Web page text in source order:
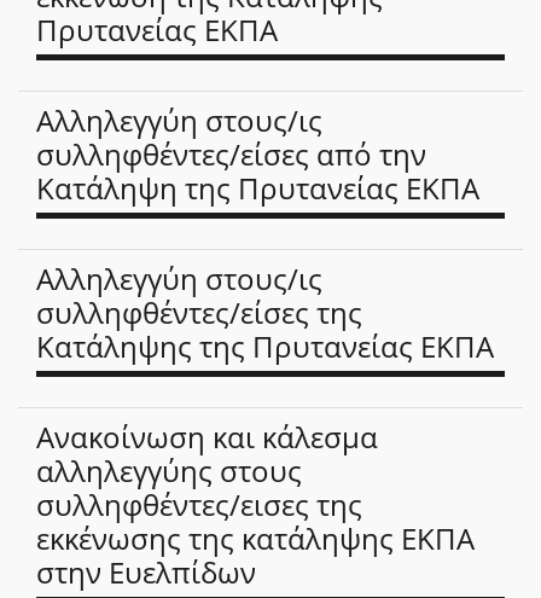
Πρυτανείας ΕΚΠΑ
Αλληλεγγύη στους/ις
συλληφθέντες/είσες από την
Κατάληψη της Πρυτανείας ΕΚΠΑ
Αλληλεγγύη στους/ις
συλληφθέντες/είσες της
Κατάληψης της Πρυτανείας ΕΚΠΑ
Ανακοίνωση και κάλεσμα
αλληλεγγύης στους
συλληφθέντες/εισες της
εκκένωσης της κατάληψης ΕΚΠΑ
στην Ευελπίδων